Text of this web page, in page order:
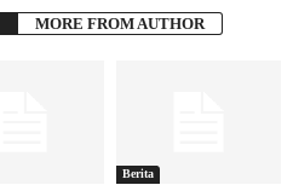
MORE FROM AUTHOR
Berita